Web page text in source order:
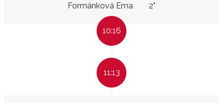
Formánková Ema 2"
10:16
11:13